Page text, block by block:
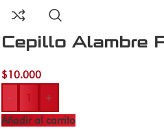
Cepillo Alambre
$10.000
-
+
Añadir al carrito